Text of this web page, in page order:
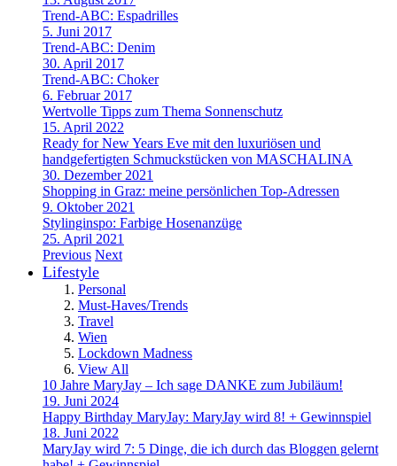
Trend-ABC: Espadrilles
5. Juni 2017
Trend-ABC: Denim
30. April 2017
Trend-ABC: Choker
6. Februar 2017
Wertvolle Tipps zum Thema Sonnenschutz
15. April 2022
Ready for New Years Eve mit den luxuriösen und
handgefertigten Schmuckstücken von MASCHALINA
30. Dezember 2021
Shopping in Graz: meine persönlichen Top-Adressen
9. Oktober 2021
Stylinginspo: Farbige Hosenanzüge
25. April 2021
Previous Next
Lifestyle
Personal
Must-Haves/Trends
Travel
Wien
Lockdown Madness
View All
10 Jahre MaryJay – Ich sage DANKE zum Jubiläum!
19. Juni 2024
Happy Birthday MaryJay: MaryJay wird 8! + Gewinnspiel
18. Juni 2022
MaryJay wird 7: 5 Dinge, die ich durch das Bloggen gelernt